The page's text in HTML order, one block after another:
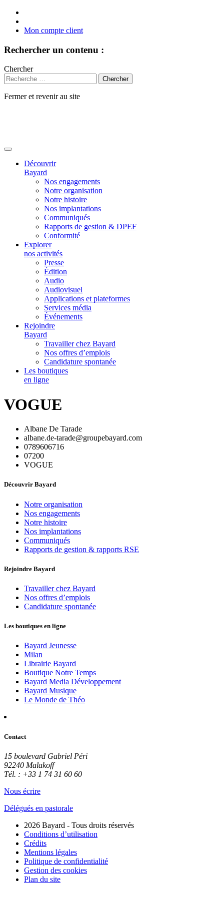
Mon compte client
Rechercher un contenu :
Chercher
Fermer et revenir au site
Découvrir
Bayard
Nos engagements
Notre organisation
Notre histoire
Nos implantations
Communiqués
Rapports de gestion & DPEF
Conformité
Explorer
nos activités
Presse
Édition
Audio
Audiovisuel
Applications et plateformes
Services média
Événements
Rejoindre
Bayard
Travailler chez Bayard
Nos offres d’emplois
Candidature spontanée
Les boutiques
en ligne
VOGUE
Albane De Tarade
albane.de-tarade@groupebayard.com
0789606716
07200
VOGUE
Découvrir Bayard
Notre organisation
Nos engagements
Notre histoire
Nos implantations
Communiqués
Rapports de gestion & rapports RSE
Rejoindre Bayard
Travailler chez Bayard
Nos offres d’emplois
Candidature spontanée
Les boutiques en ligne
Bayard Jeunesse
Milan
Librairie Bayard
Boutique Notre Temps
Bayard Media Développement
Bayard Musique
Le Monde de Théo
Contact
15 boulevard Gabriel Péri
92240 Malakoff
Tél. : +33 1 74 31 60 60
Nous écrire
Délégués en pastorale
2026 Bayard - Tous droits réservés
Conditions d’utilisation
Crédits
Mentions légales
Politique de confidentialité
Gestion des cookies
Plan du site